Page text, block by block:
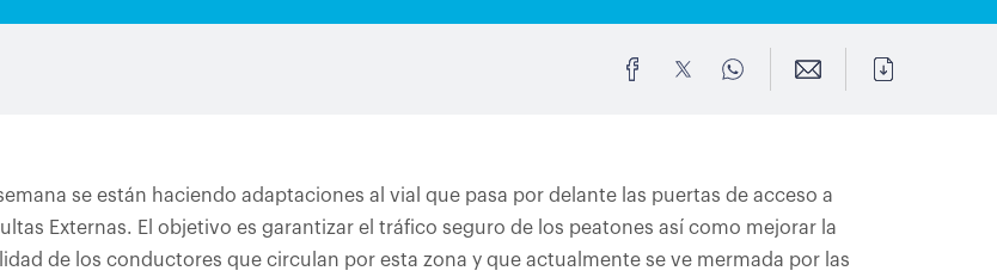
se están haciendo adaptaciones al vial que pasa por delante las puertas de acceso a
Externas. El objetivo es garantizar el tráfico seguro de los peatones así como mejorar la
de los conductores que circulan por esta zona y que actualmente se ve mermada por las